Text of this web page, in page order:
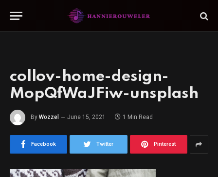
collov-home-design-
MopQfWaJFiw-unsplash
By Wozzel June 15, 2021 1 Min Read
Facebook Twitter Pinterest